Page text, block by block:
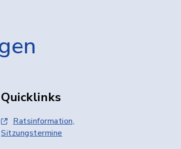
Quicklinks
Ratsinformation,
Sitzungstermine